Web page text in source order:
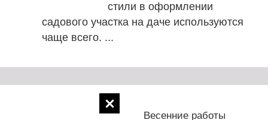
стили в оформлении
садового участка на даче используются
чаще всего. ...
Весенние работы